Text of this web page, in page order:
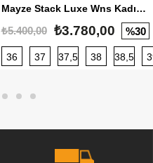
40 40,5 41 42 42,5
Mayze Stack Luxe Wns Kadın Sneaker
₺5.400,00 ₺3.780,00 %30
36 37 37,5 38 38,5